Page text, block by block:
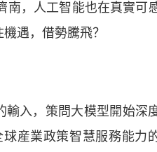
南，人工智能也在真實可
遇，借勢騰飛？
入，策問大模型開始深
産業政策智慧服務能力